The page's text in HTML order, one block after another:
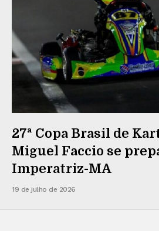
27ª Copa Brasil de
Miguel Faccio se
Imperatriz-MA
19 de julho de 2026